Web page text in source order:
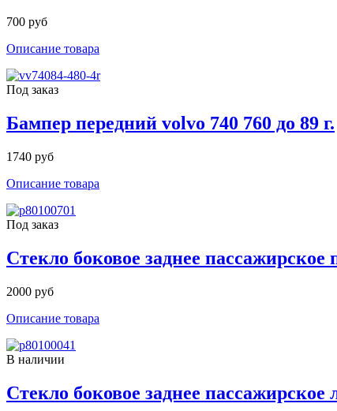
700 руб
Описание товара
Под заказ
Бампер передний volvo 740 760 до 89 г.
1740 руб
Описание товара
Под заказ
Стекло боковое заднее
2000 руб
Описание товара
В наличии
Стекло боковое заднее пассажирское